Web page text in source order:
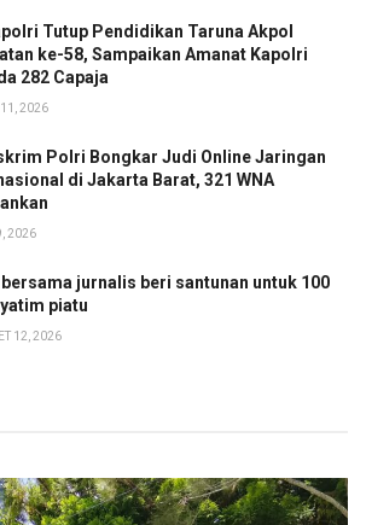
Tutup Pendidikan Taruna Akpol
ke-58, Sampaikan Amanat Kapolri
282 Capaja
2026
Polri Bongkar Judi Online Jaringan
di Jakarta Barat, 321 WNA
2026
jurnalis beri santunan untuk 100
piatu
12, 2026